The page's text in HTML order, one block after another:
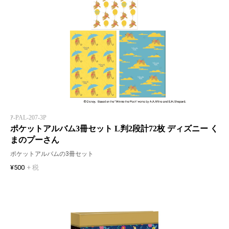
ｱ-PAL-207-3P
ポケットアルバム3冊セット L判2段計72枚 ディズニー く
まのプーさん
ポケットアルバムの3冊セット
¥500 + 税